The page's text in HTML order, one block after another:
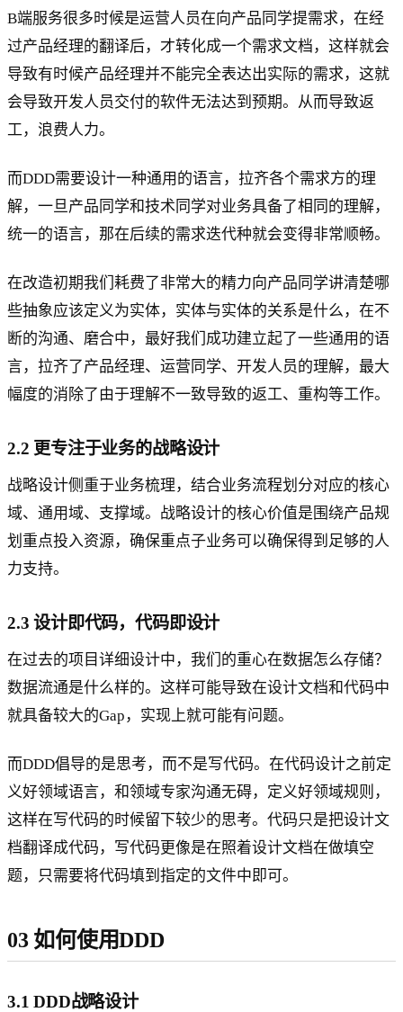
B端服务很多时候是运营人员在向产品同学提需求，在经
过产品经理的翻译后，才转化成一个需求文档，这样就会
导致有时候产品经理并不能完全表达出实际的需求，这就
会导致开发人员交付的软件无法达到预期。从而导致返
工，浪费人力。
而DDD需要设计一种通用的语言，拉齐各个需求方的理
解，一旦产品同学和技术同学对业务具备了相同的理解，
统一的语言，那在后续的需求迭代种就会变得非常顺畅。
在改造初期我们耗费了非常大的精力向产品同学讲清楚哪
些抽象应该定义为实体，实体与实体的关系是什么，在不
断的沟通、磨合中，最好我们成功建立起了一些通用的语
言，拉齐了产品经理、运营同学、开发人员的理解，最大
幅度的消除了由于理解不一致导致的返工、重构等工作。
2.2 更专注于业务的战略设计
战略设计侧重于业务梳理，结合业务流程划分对应的核心
域、通用域、支撑域。战略设计的核心价值是围绕产品规
划重点投入资源，确保重点子业务可以确保得到足够的人
力支持。
2.3 设计即代码，代码即设计
在过去的项目详细设计中，我们的重心在数据怎么存储？
数据流通是什么样的。这样可能导致在设计文档和代码中
就具备较大的Gap，实现上就可能有问题。
而DDD倡导的是思考，而不是写代码。在代码设计之前定
义好领域语言，和领域专家沟通无碍，定义好领域规则，
这样在写代码的时候留下较少的思考。代码只是把设计文
档翻译成代码，写代码更像是在照着设计文档在做填空
题，只需要将代码填到指定的文件中即可。
03 如何使用DDD
3.1 DDD战略设计